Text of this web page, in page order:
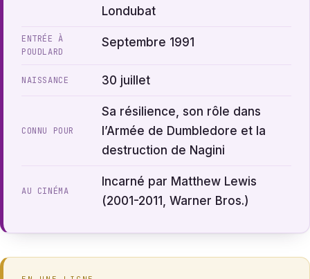
Londubat
ENTRÉE À
POUDLARD
Septembre 1991
NAISSANCE 30 juillet
CONNU POUR
Sa résilience, son rôle dans
l’Armée de Dumbledore et la
destruction de Nagini
AU CINÉMA
Incarné par Matthew Lewis
(2001-2011, Warner Bros.)